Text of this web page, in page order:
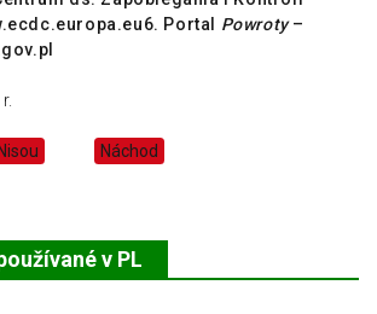
6. Portal Powroty–
Náchod
v PL